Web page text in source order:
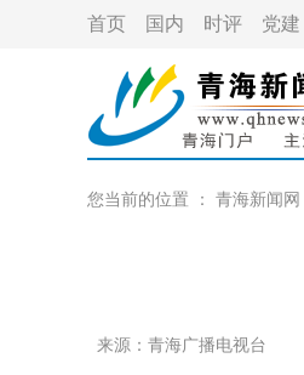
首页 国内 时评 党建
您当前的位置 ： 青海新闻网
来源：青海广播电视台